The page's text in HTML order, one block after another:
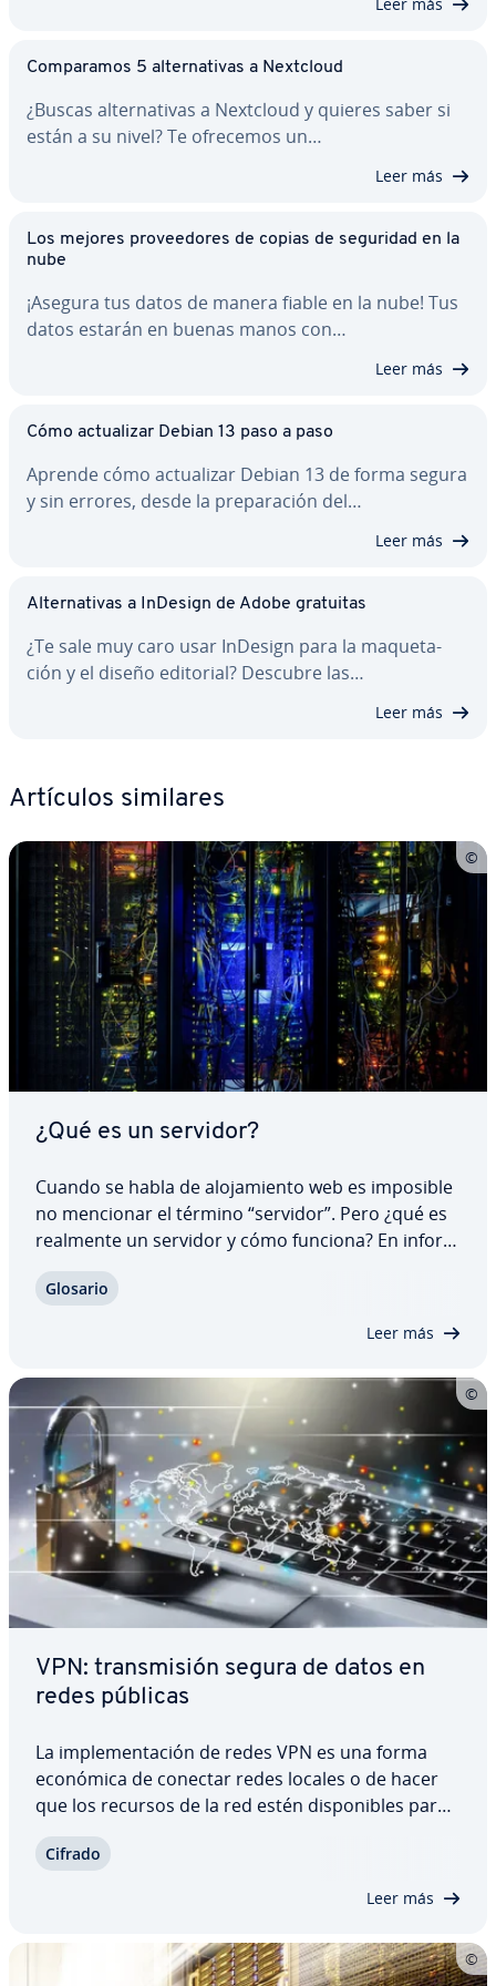
Co­m­pa­ra­mos 5 al­te­r­na­ti­vas a Nextcloud
¿Buscas al­te­r­na­ti­vas a Nextcloud y quieres saber si
están a su nivel? Te ofrecemos un…
Leer más
Los mejores pro­vee­do­res de copias de seguridad en la
nube
¡Asegura tus datos de manera fiable en la nube! Tus
datos estarán en buenas manos con…
Leer más
Cómo ac­tua­li­zar Debian 13 paso a paso
Aprende cómo ac­tua­li­zar Debian 13 de forma segura
y sin errores, desde la pre­pa­ra­ción del…
Leer más
Al­te­r­na­ti­vas a InDesign de Adobe gratuitas
¿Te sale muy caro usar InDesign para la ma­que­ta­
ción y el diseño editorial? Descubre las…
Leer más
Artículos similares
¿Qué es un servidor?
Cuando se habla de alo­ja­mie­n­to web es imposible
no mencionar el término “servidor”. Pero ¿qué es
realmente un servidor y cómo funciona? En in­fo­r­
original, como software que ofrece servicios de
Glosario
Leer más
VPN: tra­n­s­mi­sión segura de datos en
redes públicas
La im­ple­me­n­ta­ción de redes VPN es una forma
económica de conectar redes locales o de hacer
que los recursos de la red estén di­s­po­ni­bles para
redes co­r­po­ra­ti­vas, en este caso no es necesario
Cifrado
Leer más